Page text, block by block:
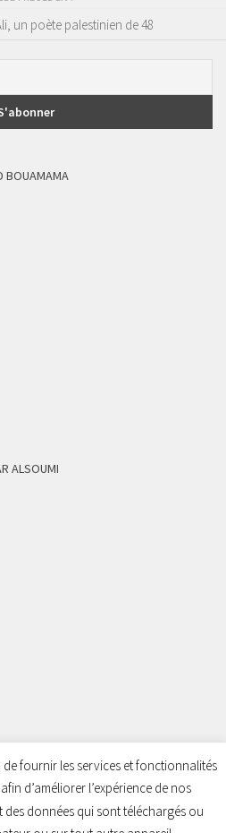
un poète palestinien de 48
BOUAMAMA
ALSOUMI
© 2026. Tous droits réservés.
fournir les services et fonctionnalités
d’améliorer l’expérience de nos
des données qui sont téléchargés ou